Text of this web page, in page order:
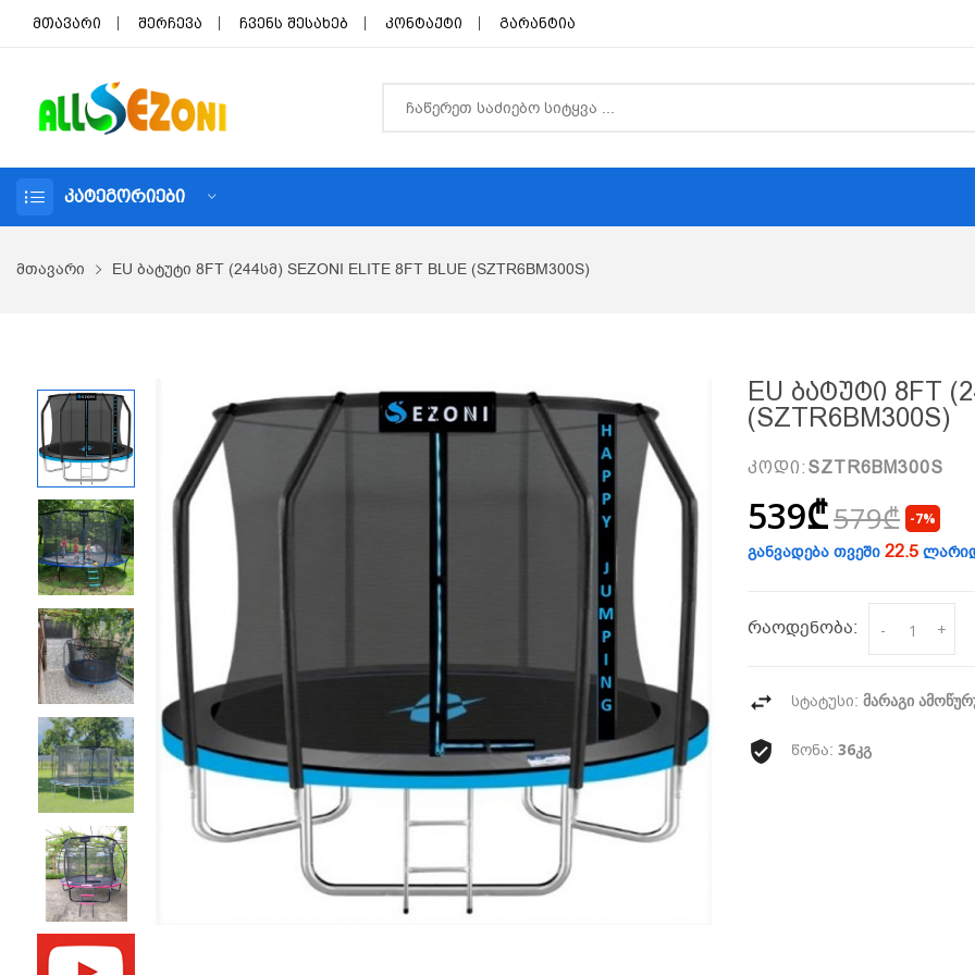
მთავარი შერჩევა ჩვენს შესახებ კონტაქტი გარანტია
ᲙᲐᲢᲔᲒᲝᲠᲘᲔᲑᲘ
მთავარი EU ბატუტი 8FT (244სმ) SEZONI ELITE 8FT BLUE (SZTR6BM300S)
EU Ბატუტი 8FT
(SZTR6BM300S)
კოდი: SZTR6BM300S
539₾579₾ -7%
განვადება თვეში 22.5
რაოდენობა: - +
სტატუსი: მარაგი
წონა: 36კგ